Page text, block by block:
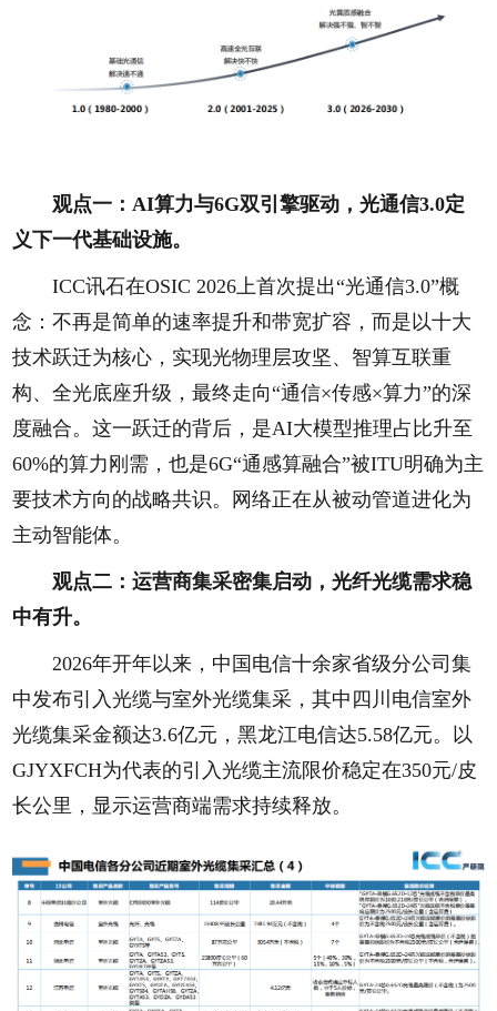
观点一：AI算力与6G双引擎驱动，光通信3.0定
义下一代基础设施。
ICC讯石在OSIC 2026上首次提出“光通信3.0”概
念：不再是简单的速率提升和带宽扩容，而是以十大
技术跃迁为核心，实现光物理层攻坚、智算互联重
构、全光底座升级，最终走向“通信×传感×算力”的深
度融合。这一跃迁的背后，是AI大模型推理占比升至
60%的算力刚需，也是6G“通感算融合”被ITU明确为主
要技术方向的战略共识。网络正在从被动管道进化为
主动智能体。
观点二：运营商集采密集启动，光纤光缆需求稳
中有升。
2026年开年以来，中国电信十余家省级分公司集
中发布引入光缆与室外光缆集采，其中四川电信室外
光缆集采金额达3.6亿元，黑龙江电信达5.58亿元。以
GJYXFCH为代表的引入光缆主流限价稳定在350元/皮
长公里，显示运营商端需求持续释放。